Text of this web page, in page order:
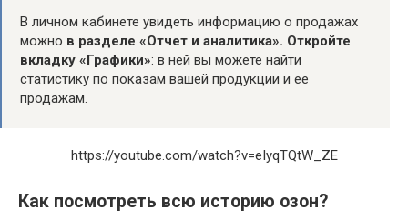
В личном кабинете увидеть информацию о продажах
можно в разделе «Отчет и аналитика». Откройте
вкладку «Графики»: в ней вы можете найти
статистику по показам вашей продукции и ее
продажам.
https://youtube.com/watch?v=eIyqTQtW_ZE
Как посмотреть всю историю озон?